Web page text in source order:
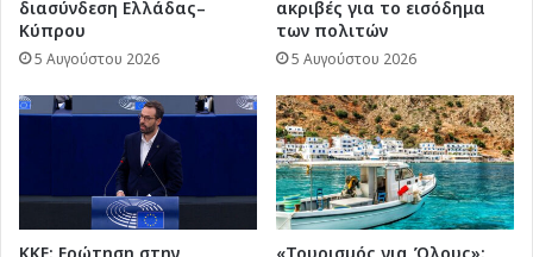
διασύνδεση Ελλάδας–
Κύπρου
5 Αυγούστου 2026
ακριβές για το εισόδημα
των πολιτών
5 Αυγούστου 2026